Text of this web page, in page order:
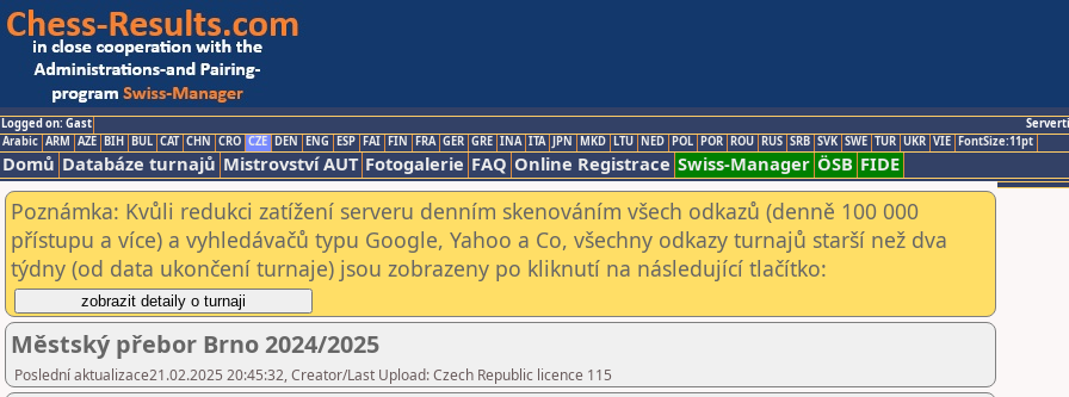
Logged on: Gast
Arabic ARM AZE BIH BUL CAT CHN CRO CZE DEN ENG ESP FAI FIN FRA GER GRE INA ITA JPN MKD LTU NED POL POR ROU RUS SRB SVK SWE TUR UKR VIE FontSize:11pt
Domů Databáze turnajů Mistrovství AUT Fotogalerie FAQ Online Registrace Swiss-Manager ÖSB FIDE
Poznámka: Kvůli redukci zatížení serveru denním skenováním všech odkazů (denně 100 000
přístupu a více) a vyhledávačů typu Google, Yahoo a Co, všechny odkazy turnajů starší než dva
týdny (od data ukončení turnaje) jsou zobrazeny po kliknutí na následující tlačítko:
Městský přebor Brno 2024/2025
Poslední aktualizace21.02.2025 20:45:32, Creator/Last Upload: Czech Republic licence 115